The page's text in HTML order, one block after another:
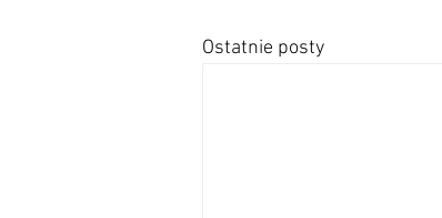
Ostatnie posty